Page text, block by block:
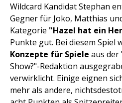
Wildcard Kandidat Stephan
Gegner für Joko, Matthias
Kategorie "Hazel hat ein
Punkte gut. Bei diesem Spiel
Konzepte für Spiele aus der
Show?"-Redaktion
verwirklicht. Einige eignen
mehr als andere,